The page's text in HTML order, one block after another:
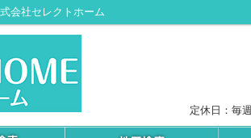
会社セレクトホーム
定休日：毎